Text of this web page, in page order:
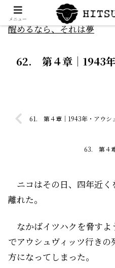
醒めるなら、それは夢
62. 第４章｜1943
61. 第４章｜1943年・アウシ
63. 第４
ニコはその日、四年近く
離れた。
なかばイツハクを脅すよ
でアウシュヴィッツ行き
方になってしまった。
メニュー